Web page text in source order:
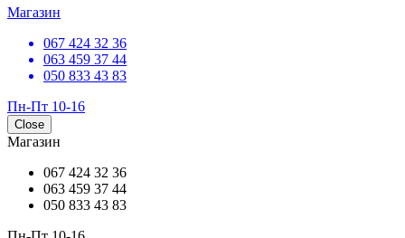
Магазин
067 424 32 36
063 459 37 44
050 833 43 83
Пн-Пт 10-16
Close
Магазин
067 424 32 36
063 459 37 44
050 833 43 83